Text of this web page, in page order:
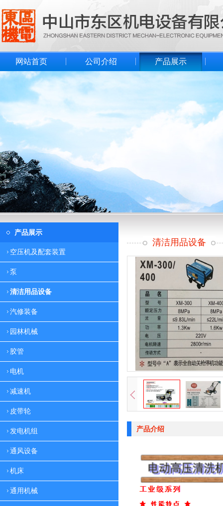
网站首页 公司介绍 产品展示
产品展示
空压机及配套装置
泵
清洁用品设备
汽修装备
园林机械
胶管
电机
减速机
皮带轮
发电机组
通风设备
机床
通用机械
清洁用品设备
产品介绍